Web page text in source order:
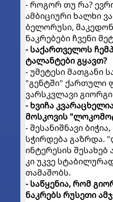
- როგორ თუ რა?
ამბიციური ხალხი
ბელორუსი,
ნაკრებები ჩვენი
- საქართველოს
ტალანტები გყავთ?
- უმეტესი მათგანი
"გენტში" ქართული
ვარსკვლავი გიორგი
- ხვიჩა
მოსკოვის
- შესანიშნავი
სჭირდება გაზრდა.
ინტერესის შესახებ
კი უკვე
თამაშობს.
- საწყენია, რომ
ნაკრებს რუსეთი